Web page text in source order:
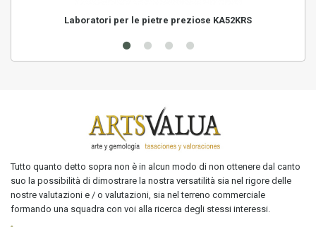
Laboratori per le pietre preziose KA52KRS
Tutto quanto detto sopra non è in alcun modo di non ottenere dal canto
suo la possibilità di dimostrare la nostra versatilità sia nel rigore delle
nostre valutazioni e / o valutazioni, sia nel terreno commerciale
formando una squadra con voi alla ricerca degli stessi interessi.